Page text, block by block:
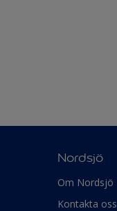
Nordsjö
Om Nordsjö
Kontakta oss